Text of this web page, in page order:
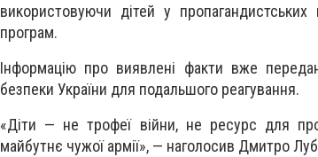
використовуючи дітей у пропагандистських
програм.
Інформацію про виявлені факти вже
безпеки України для подальшого реагування.
«Діти — не трофеї війни, не ресурс для
майбутнє чужої армії», — наголосив Дмитро